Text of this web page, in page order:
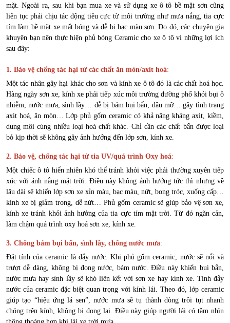
mặt. Ngoài ra, sau khi bạn mua xe và sử dụng xe ô tô bề mặt sơn cũng
liên tục phải chịu tác động tiêu cực từ môi trường như mưa nắng, tia cực
tím làm bề mặt xe mất bóng và dễ bị bạc màu sơn. Do đó, các chuyên gia
khuyên bạn nên thực hiện phủ bóng Ceramic cho xe ô tô vì những lợi ích
sau đây:
1. Bảo vệ chống tác hại từ các chất ăn mòn/axit hoá:
Một tác nhân gây hại khác cho sơn và kính xe ô tô đó là các chất hoá học.
Hàng ngày sơn xe, kính xe phải tiếp xúc môi trường đường phố khói bụi ô
nhiễm, nước mưa, sình lầy… dễ bị bám bụi bẩn, dầu mỡ… gây tình trạng
axit hoá, ăn mòn… Lớp phủ gốm ceramic có khả năng kháng axit, kiềm,
dung môi cùng nhiều loại hoá chất khác. Chỉ cần các chất bẩn được loại
bỏ kịp thời sẽ không gây ảnh hưởng đến lớp sơn, kính xe.
2. Bảo vệ, chống tác hại từ tia UV/quá trình Oxy hoá:
Một chiếc ô tô hiển nhiên khó thể tránh khỏi việc phải thường xuyên tiếp
xúc với ánh nắng mặt trời. Điều này không ảnh hưởng tức thì nhưng về
lâu dài sẽ khiến lớp sơn xe xỉn màu, bạc màu, nứt, bong tróc, xuống cấp…
kính xe bị giảm trong, dễ nứt… Phủ gốm ceramic sẽ giúp bảo vệ sơn xe,
kính xe tránh khỏi ảnh hưởng của tia cực tím mặt trời. Từ đó ngăn cản,
làm chậm quá trình oxy hoá sơn xe, kính xe.
3. Chống bám bụi bẩn, sình lầy, chống nước mưa:
Đặt tính của ceramic là đẩy nước. Khi phủ gốm ceramic, nước sẽ nổi và
trượt dễ dàng, không bị đọng nước, bám nước. Điều này khiến bụi bẩn,
nước mưa hay sình lầy sẽ khó liên kết với sơn xe hay kính xe. Tính đẩy
nước của ceramic đặc biệt quan trọng với kính lái. Theo đó, lớp ceramic
giúp tạo “hiệu ứng lá sen”, nước mưa sẽ tụ thành dòng trôi tụt nhanh
chóng trên kính, không bị đọng lại. Điều này giúp người lái có tầm nhìn